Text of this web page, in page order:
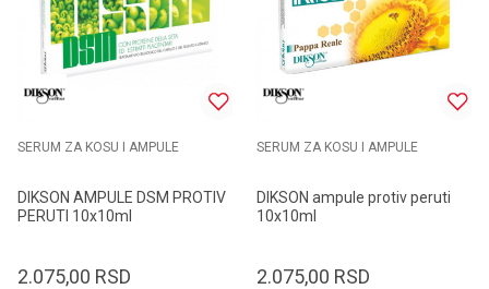
SERUM ZA KOSU I AMPULE
DIKSON AMPULE DSM PROTIV
PERUTI 10x10ml
2.075,00 RSD
SERUM ZA KOSU I AMPULE
DIKSON ampule protiv peruti
10x10ml
2.075,00 RSD